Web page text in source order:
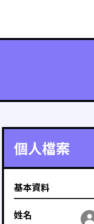
個人檔案
基本資料
姓名